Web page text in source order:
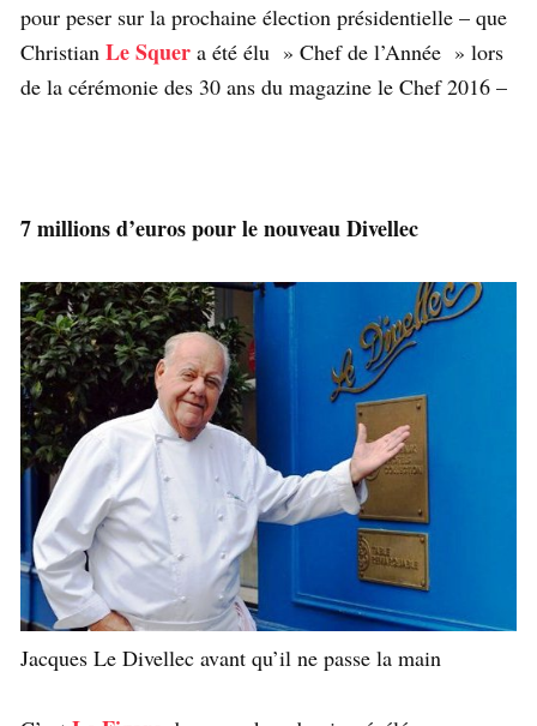
pour peser sur la prochaine élection présidentielle – que
Christian Le Squer a été élu » Chef de l’Année » lors
de la cérémonie des 30 ans du magazine le Chef 2016 –
7 millions d’euros pour le nouveau Divellec
Jacques Le Divellec avant qu’il ne passe la main